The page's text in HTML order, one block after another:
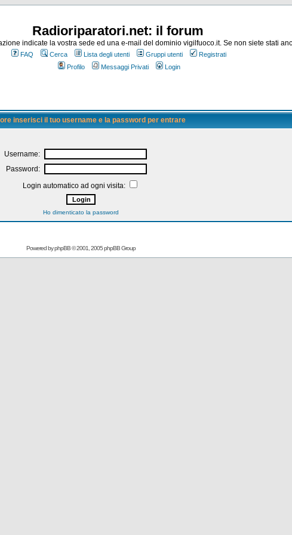
Radioriparatori.net: il forum
indicate la vostra sede ed una e-mail del dominio vigilfuoco.it. Se non siete stati
FAQ Cerca Lista degli utenti Gruppi utenti
Registrati
Profilo
Messaggi Privati Login
inserisci il tuo username e la password per entrare
Username:
Password:
Login automatico ad ogni visita:
Ho dimenticato la password
Powered byphpBB© 2001, 2005 phpBB Group